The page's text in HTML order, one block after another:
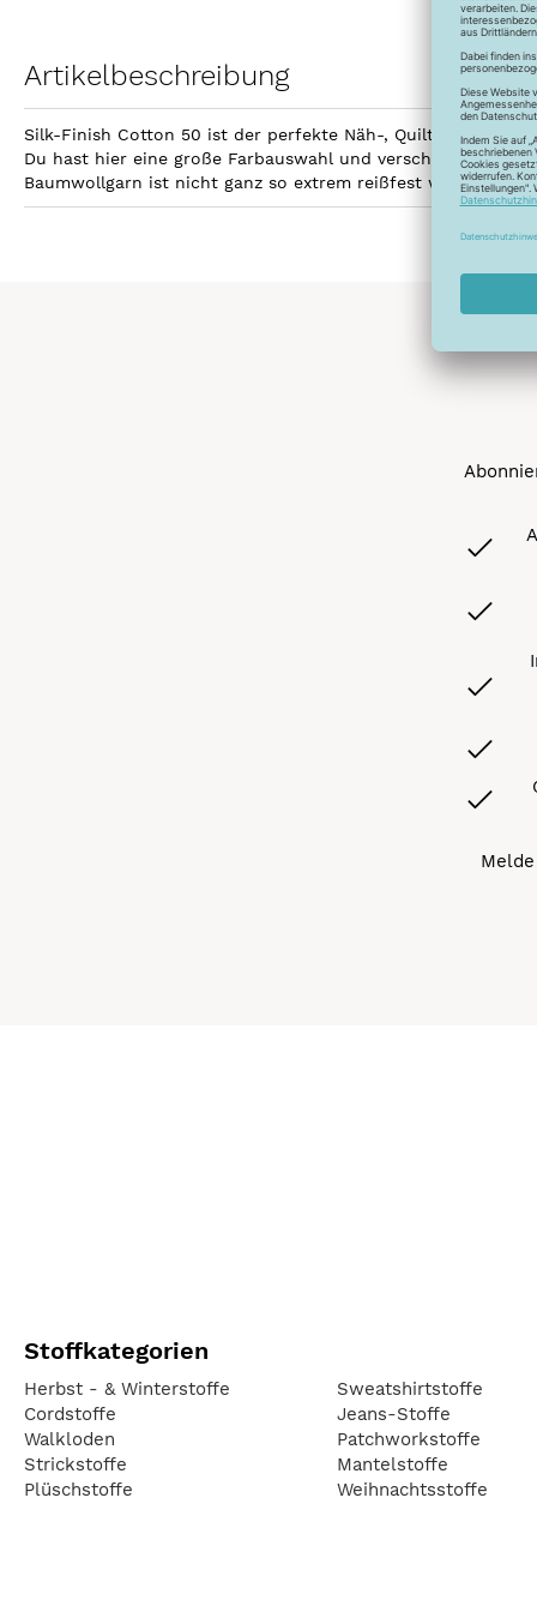
Artikelbeschreibung
Silk-Finish Cotton 50 ist der perfekte Näh-, Quilt- und
Du hast hier eine große Farbauswahl und verschiedene
Baumwollgarn ist nicht ganz so extrem reißfest wie
Stoffkategorien
Herbst - & Winterstoffe
Cordstoffe
Walkloden
Strickstoffe
Plüschstoffe
Sweatshirtstoffe
Jeans-Stoffe
Patchworkstoffe
Mantelstoffe
Weihnachtsstoffe